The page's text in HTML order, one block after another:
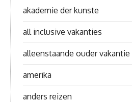
akademie der kunste
all inclusive vakanties
alleenstaande ouder vakantie
amerika
anders reizen